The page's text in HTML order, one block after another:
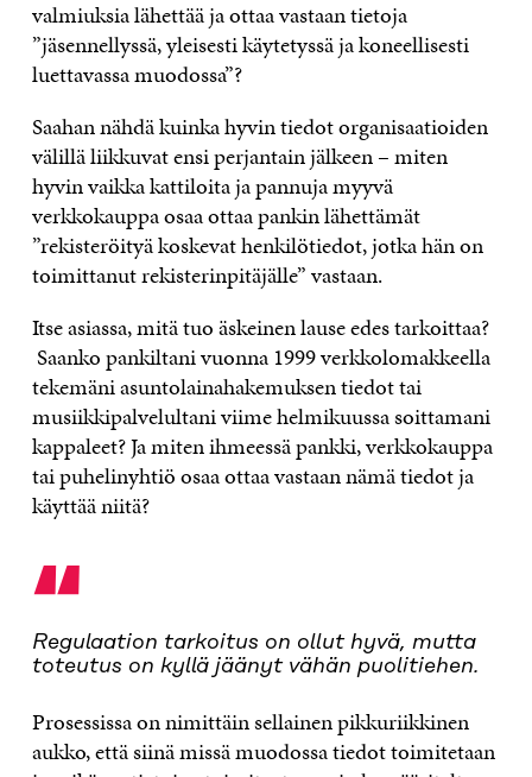
valmiuksia lähettää ja ottaa vastaan tietoja
”jäsennellyssä, yleisesti käytetyssä ja koneellisesti
luettavassa muodossa”?
Saahan nähdä kuinka hyvin tiedot organisaatioiden
välillä liikkuvat ensi perjantain jälkeen – miten
hyvin vaikka kattiloita ja pannuja myyvä
verkkokauppa osaa ottaa pankin lähettämät
”rekisteröityä koskevat henkilötiedot, jotka hän on
toimittanut rekisterinpitäjälle” vastaan.
Itse asiassa, mitä tuo äskeinen lause edes tarkoittaa?
Saanko pankiltani vuonna 1999 verkkolomakkeella
tekemäni asuntolainahakemuksen tiedot tai
musiikkipalvelultani viime helmikuussa soittamani
kappaleet? Ja miten ihmeessä pankki, verkkokauppa
tai puhelinyhtiö osaa ottaa vastaan nämä tiedot ja
käyttää niitä?
“
Regulaation tarkoitus on ollut hyvä, mutta
toteutus on kyllä jäänyt vähän puolitiehen.
Prosessissa on nimittäin sellainen pikkuriikkinen
aukko, että siinä missä muodossa tiedot toimitetaan